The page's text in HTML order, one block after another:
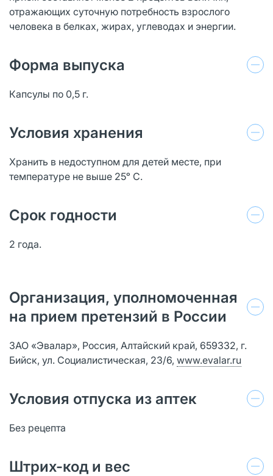
отражающих суточную потребность взрослого
человека в белках, жирах, углеводах и энергии.
Форма выпуска
Капсулы по 0,5 г.
Условия хранения
Хранить в недоступном для детей месте, при
температуре не выше 25ᵒ С.
Срок годности
2 года.
Организация, уполномоченная
на прием претензий в России
ЗАО «Эвалар», Россия, Алтайский край, 659332, г.
Бийск, ул. Социалистическая, 23/6, www.evalar.ru
Условия отпуска из аптек
Без рецепта
Штрих-код и вес